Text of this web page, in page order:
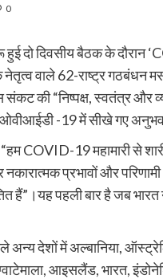
0
हुई दो दिवसीय बैठक के दौरान
वाले 62-राष्ट्र गठबंधन
संकट की “निष्पक्ष, स्वतंत्र
​​-19 में सीखे गए
COVID-19 महामारी से
प्रभावों और
हैं”।यह पहली बार है जब
अन्य देशों में अल्बानिया,
आइसलैंड, भारत,